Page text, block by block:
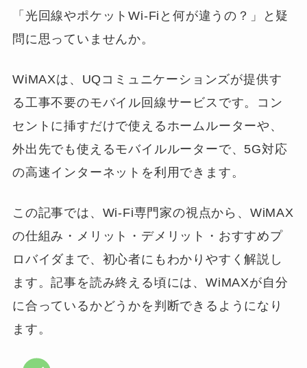
「光回線やポケットWi-Fiと何が違うの？」と疑
問に思っていませんか。
WiMAXは、UQコミュニケーションズが提供す
る工事不要のモバイル回線サービスです。コン
セントに挿すだけで使えるホームルーターや、
外出先でも使えるモバイルルーターで、5G対応
の高速インターネットを利用できます。
この記事では、Wi-Fi専門家の視点から、WiMAX
の仕組み・メリット・デメリット・おすすめプ
ロバイダまで、初心者にもわかりやすく解説し
ます。記事を読み終える頃には、WiMAXが自分
に合っているかどうかを判断できるようになり
ます。